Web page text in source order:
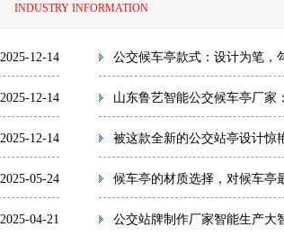
INDUSTRY INFORMATION
2025-12-14 公交候车亭款式：设计为笔，
2025-12-14 山东鲁艺智能公交候车亭厂家
2025-12-14 被这款全新的公交站亭设计惊
2025-05-24 候车亭的材质选择，对候车亭
2025-04-21 公交站牌制作厂家智能生产大